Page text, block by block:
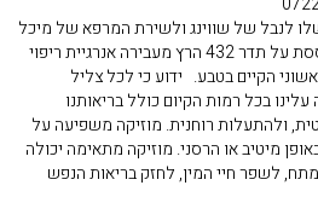
, והקשר שלו לנבל של שווינג ולשירת המרפא של מיכל
? הנבל כלי נגינה. מוזיקה המבוססת על תדר 432 הרץ מעבירה אנרגיית ריפוי
הקיים בטבע. ידוע כי לכל צליל
בכל רמות הקיום כולל בריאותנו
ולהתעלות רוחנית. מוזיקה משפיעה על
מיטיב או הרסני. מוזיקה מתאימה יכולה
לשפר חיי המין, לחזק בריאות הנפש